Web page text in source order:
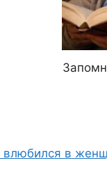
влюбился в